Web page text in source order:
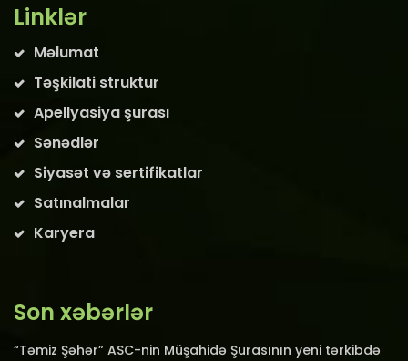
Linklər
Məlumat
Təşkilati struktur
Apellyasiya şurası
Sənədlər
Siyasət və sertifikatlar
Satınalmalar
Karyera
Son xəbərlər
“Təmiz Şəhər” ASC-nin Müşahidə Şurasının yeni tərkibdə